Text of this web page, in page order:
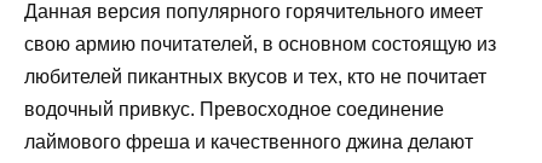
Данная версия популярного горячительного имеет
свою армию почитателей, в основном состоящую из
любителей пикантных вкусов и тех, кто не почитает
водочный привкус. Превосходное соединение
лаймового фреша и качественного джина делают